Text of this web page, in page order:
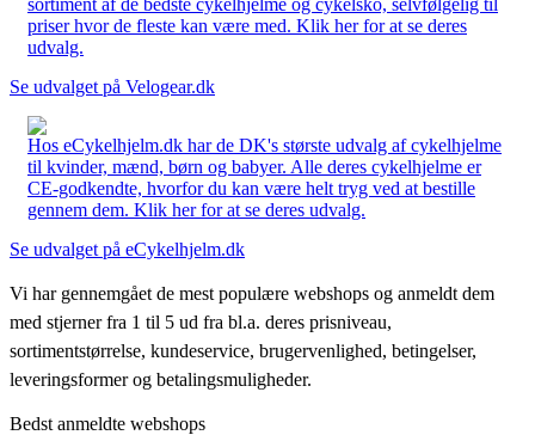
priser hvor de fleste kan være med. Klik her for at se deres
udvalg.
Se udvalget på Velogear.dk
Hos eCykelhjelm.dk har de DK's største udvalg af cykelhjelme
til kvinder, mænd, børn og babyer. Alle deres cykelhjelme er
CE-godkendte, hvorfor du kan være helt tryg ved at bestille
gennem dem. Klik her for at se deres udvalg.
Se udvalget på eCykelhjelm.dk
Vi har gennemgået de mest populære webshops og anmeldt dem
med stjerner fra 1 til 5 ud fra bl.a. deres prisniveau,
sortimentstørrelse, kundeservice, brugervenlighed, betingelser,
leveringsformer og betalingsmuligheder.
Bedst anmeldte webshops